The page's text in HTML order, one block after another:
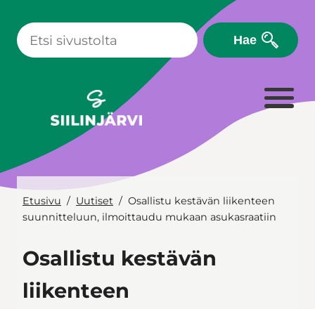
sisältöön
Hae
Etusivu Uutiset
Osallistu kestävän liikenteen
suunnitteluun, ilmoittaudu mukaan asukasraatiin
Osallistu kestävän
liikenteen